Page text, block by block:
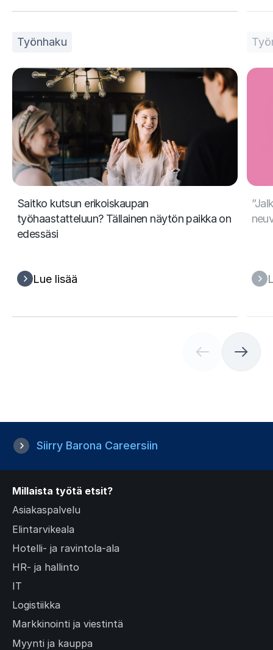
Työnhaku
Saitko kutsun erikoiskaupan
työhaastatteluun? Tällainen näytön paikka on
edessäsi
Lue lisää
n
t
s
l
i
d
Siirry Barona Careersiin
Millaista työtä etsit?
Asiakaspalvelu
Elintarvikeala
Hotelli- ja ravintola-ala
HR- ja hallinto
IT
Logistiikka
Markkinointi ja viestintä
Myynti ja kauppa